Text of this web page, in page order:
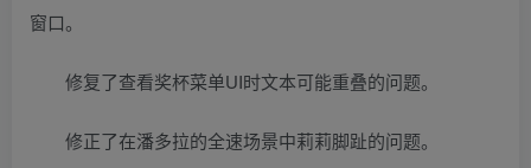
窗口。
修复了查看奖杯菜单UI时文本可能重叠的问题。
修正了在潘多拉的全速场景中莉莉脚趾的问题。